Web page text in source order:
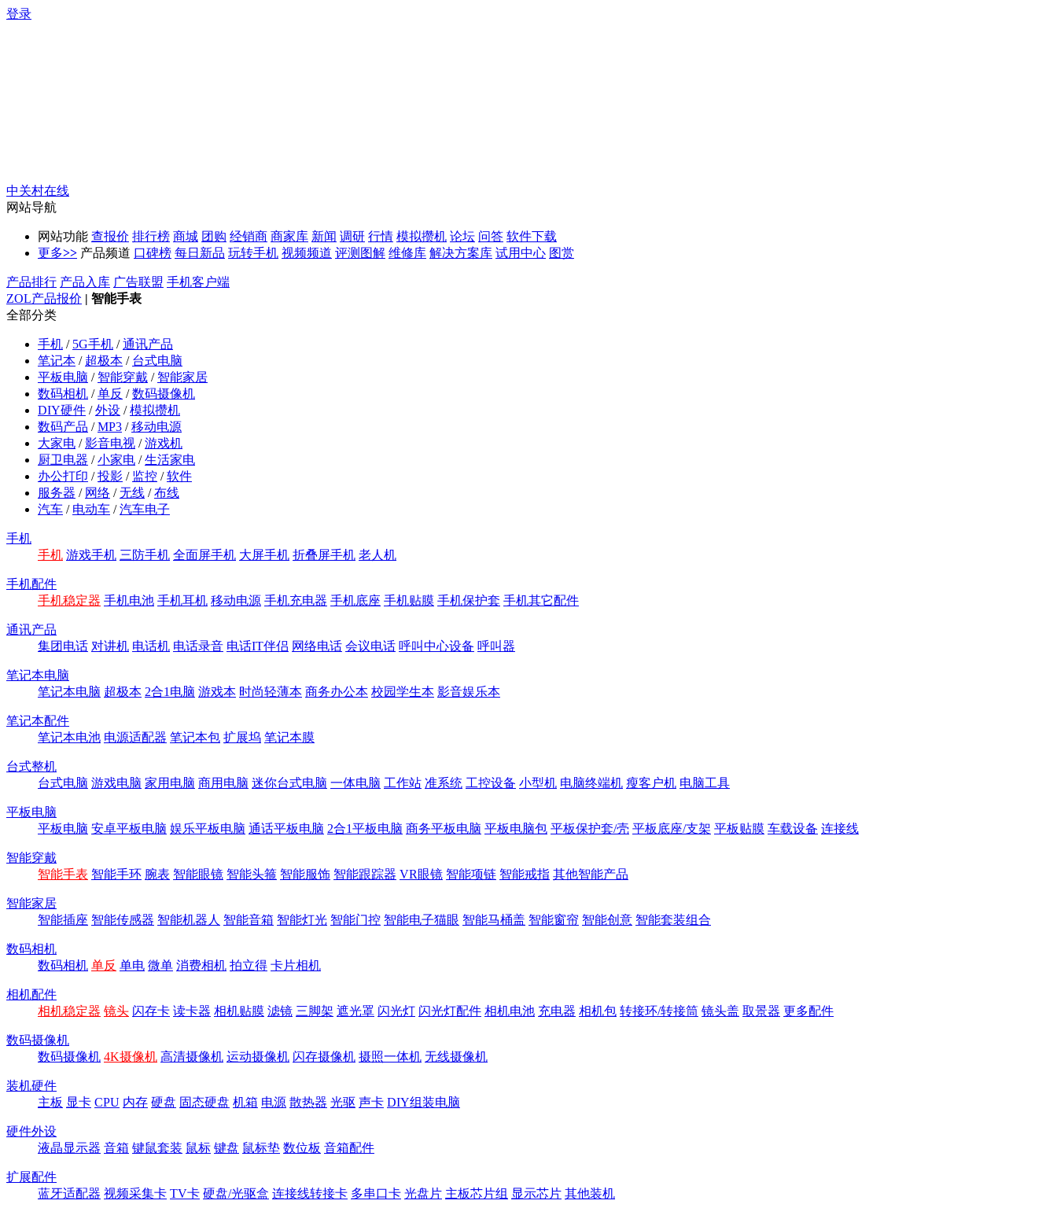
登录
中关村在线
网站导航
网站功能 查报价 排行榜 商城 团购 经销商 商家库 新闻 调研 行情 模拟攒机 论坛 问答 软件下载
更多>> 产品频道 口碑榜 每日新品 玩转手机 视频频道 评测图解 维修库 解决方案库 试用中心 图赏
产品排行 产品入库 广告联盟 手机客户端
ZOL产品报价 | 智能手表
全部分类
手机 / 5G手机 /通讯产品
笔记本 / 超极本 / 台式电脑
平板电脑 / 智能穿戴 / 智能家居
数码相机 /单反 /数码摄像机
DIY硬件 /外设 /模拟攒机
数码产品 /MP3 /移动电源
大家电 /影音电视 /游戏机
厨卫电器 /小家电 /生活家电
办公打印 /投影 / 监控 /软件
服务器 / 网络 /无线 /布线
汽车 / 电动车 /汽车电子
手机
手机 游戏手机 三防手机 全面屏手机 大屏手机 折叠屏手机 老人机
手机配件
手机稳定器 手机电池 手机耳机 移动电源 手机充电器 手机底座 手机贴膜 手机保护套 手机其它配件
通讯产品
集团电话 对讲机 电话机 电话录音 电话IT伴侣 网络电话 会议电话 呼叫中心设备 呼叫器
笔记本电脑
笔记本电脑 超极本 2合1电脑 游戏本 时尚轻薄本 商务办公本 校园学生本 影音娱乐本
笔记本配件
笔记本电池 电源适配器 笔记本包 扩展坞 笔记本膜
台式整机
台式电脑 游戏电脑 家用电脑 商用电脑 迷你台式电脑 一体电脑 工作站 准系统 工控设备 小型机 电脑终端机 瘦客户机 电脑工具
平板电脑
平板电脑 安卓平板电脑 娱乐平板电脑 通话平板电脑 2合1平板电脑 商务平板电脑 平板电脑包 平板保护套/壳 平板底座/支架 平板贴膜 车载设备 连接线
智能穿戴
智能手表 智能手环 腕表 智能眼镜 智能头箍 智能服饰 智能跟踪器 VR眼镜 智能项链 智能戒指 其他智能产品
智能家居
智能插座 智能传感器 智能机器人 智能音箱 智能灯光 智能门控 智能电子猫眼 智能马桶盖 智能窗帘 智能创意 智能套装组合
数码相机
数码相机 单反 单电 微单 消费相机 拍立得 卡片相机
相机配件
相机稳定器 镜头 闪存卡 读卡器 相机贴膜 滤镜 三脚架 遮光罩 闪光灯 闪光灯配件 相机电池 充电器 相机包 转接环/转接筒 镜头盖 取景器 更多配件
数码摄像机
数码摄像机 4K摄像机 高清摄像机 运动摄像机 闪存摄像机 摄照一体机 无线摄像机
装机硬件
主板 显卡 CPU 内存 硬盘 固态硬盘 机箱 电源 散热器 光驱 声卡 DIY组装电脑
硬件外设
液晶显示器 音箱 键鼠套装 鼠标 键盘 鼠标垫 数位板 音箱配件
扩展配件
蓝牙适配器 视频采集卡 TV卡 硬盘/光驱盒 连接线转接卡 多串口卡 光盘片 主板芯片组 显示芯片 其他装机